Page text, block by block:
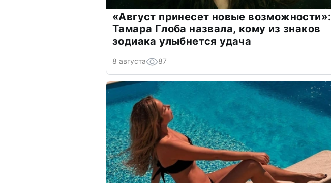
«Август принесет новые возможности»:
Тамара Глоба назвала, кому из знаков
зодиака улыбнется удача
8 августа 87